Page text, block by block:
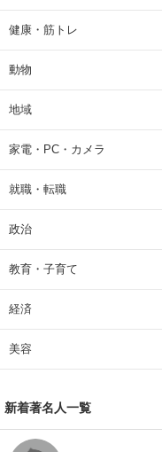
健康・筋トレ
動物
地域
家電・PC・カメラ
就職・転職
政治
教育・子育て
経済
美容
新着著名人一覧